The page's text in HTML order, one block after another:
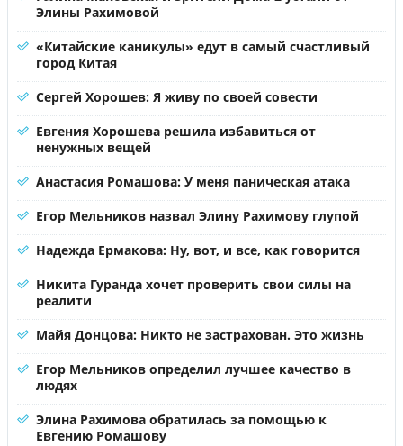
Элины Рахимовой
«Китайские каникулы» едут в самый счастливый
город Китая
Сергей Хорошев: Я живу по своей совести
Евгения Хорошева решила избавиться от
ненужных вещей
Анастасия Ромашова: У меня паническая атака
Егор Мельников назвал Элину Рахимову глупой
Надежда Ермакова: Ну, вот, и все, как говорится
Никита Гуранда хочет проверить свои силы на
реалити
Майя Донцова: Никто не застрахован. Это жизнь
Егор Мельников определил лучшее качество в
людях
Элина Рахимова обратилась за помощью к
Евгению Ромашову